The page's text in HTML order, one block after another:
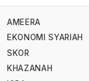
AMEERA
EKONOMI SYARIAH
SKOR
KHAZANAH